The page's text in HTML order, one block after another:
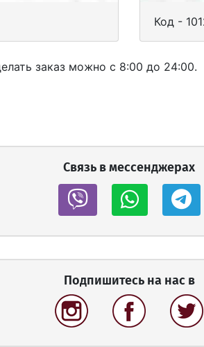
Код -
заказ можно с 8:00 до 24:00.
Связь в мессенджерах
Подпишитесь на нас в